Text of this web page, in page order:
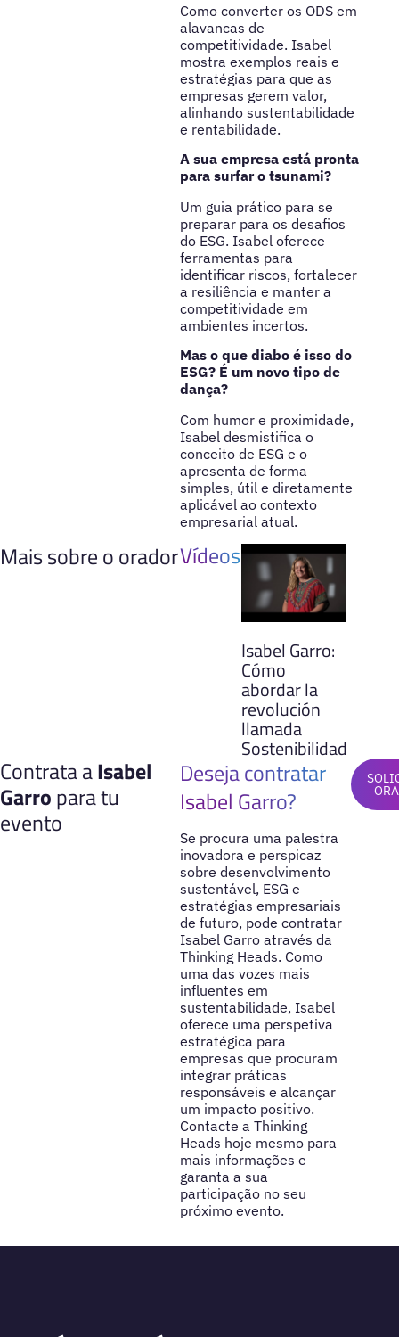
Como converter os ODS em
alavancas de
competitividade. Isabel
mostra exemplos reais e
estratégias para que as
empresas gerem valor,
alinhando sustentabilidade
e rentabilidade.
A sua empresa está pronta
para surfar o tsunami?
Um guia prático para se
preparar para os desafios
do ESG. Isabel oferece
ferramentas para
identificar riscos, fortalecer
a resiliência e manter a
competitividade em
ambientes incertos.
Mas o que diabo é isso do
ESG? É um novo tipo de
dança?
Com humor e proximidade,
Isabel desmistifica o
conceito de ESG e o
apresenta de forma
simples, útil e diretamente
aplicável ao contexto
empresarial atual.
Mais sobre o oradorVídeos
Isabel Garro:
Cómo
abordar la
revolución
llamada
Sostenibilidad
Contrata aIsabel
Garropara tu
evento
Deseja contratar
Isabel Garro?
Se procura uma palestra
inovadora e perspicaz
sobre desenvolvimento
sustentável, ESG e
estratégias empresariais
de futuro, pode contratar
Isabel Garro através da
Thinking Heads. Como
uma das vozes mais
influentes em
sustentabilidade, Isabel
oferece uma perspetiva
estratégica para
empresas que procuram
integrar práticas
responsáveis e alcançar
um impacto positivo.
Contacte a Thinking
Heads hoje mesmo para
mais informações e
garanta a sua
participação no seu
próximo evento.